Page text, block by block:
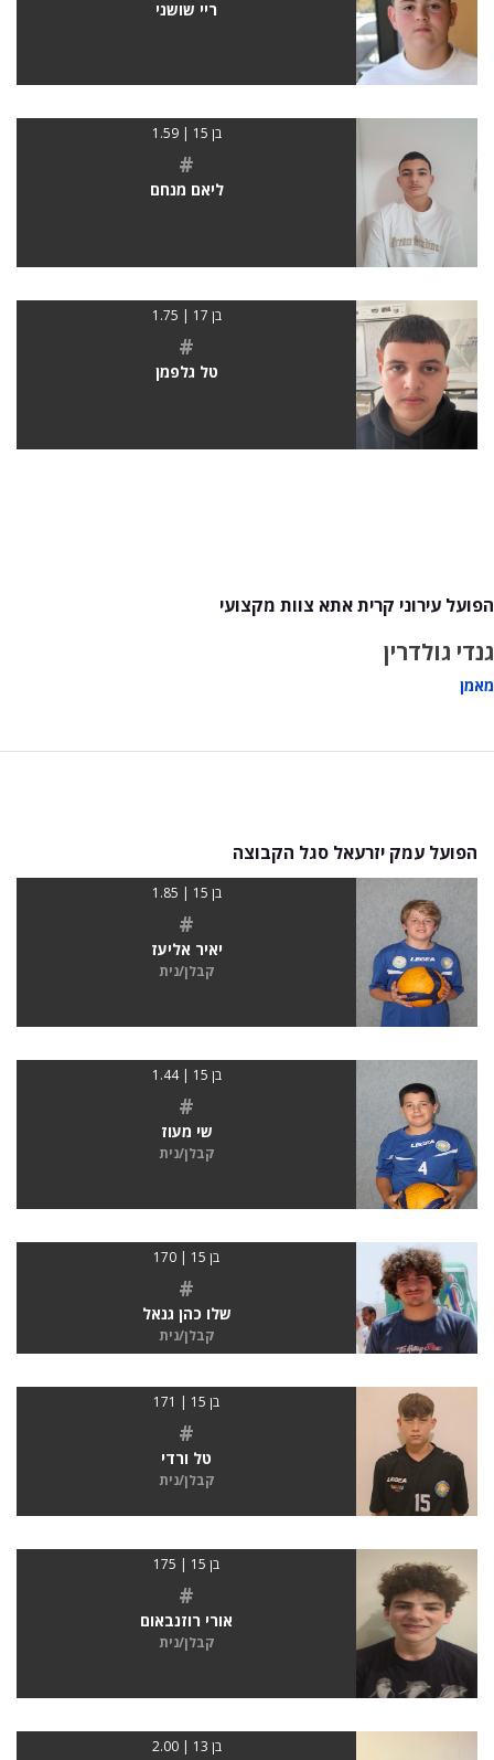
ריי שושני
בן 15 | 1.59
#
ליאם מנחם
בן 17 | 1.75
#
טל גלפמן
הפועל עירוני קרית אתא צוות מקצועי
גנדי גולדרין
מאמן
הפועל עמק יזרעאל סגל הקבוצה
בן 15 | 1.85
#
יאיר אליעז
קבלן/נית
בן 15 | 1.44
#
שי מעוז
קבלן/נית
בן 15 | 170
#
שלו כהן גנאל
קבלן/נית
בן 15 | 171
#
טל ורדי
קבלן/נית
בן 15 | 175
#
אורי רוזנבאום
קבלן/נית
בן 13 | 2.00